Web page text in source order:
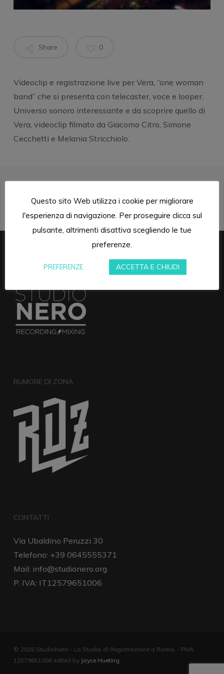
Share 0
Videoclip e registrazione live per Vera, “one woman
band” che si presenta con telecaster, voce e looper.
Universo sonoro interessante e da scoprire quello di
Vera, videoclip filmato da Giacomo Citro, Simone
Cecchetti e Melania Stricchiolo.
STUDIONERO
RUMORE DI ZONA
CONTATTI
Via Ubaldino Peruzzi 30
Telefono: +39 0645555371
Mail: info@studionero.org
P. IVA: IT12579651006
© 2026 StudioNero - Lo Studio di Registrazione a Roma. - PIVA
12579651006 edited by Joyce Hueting
Questo sito Web utilizza i cookie per migliorare
l'esperienza di navigazione. Per proseguire clicca sul
pulsante, altrimenti disattiva scegliendo le tue
preferenze.
PREFERENZE ACCETTA E CHIUDI